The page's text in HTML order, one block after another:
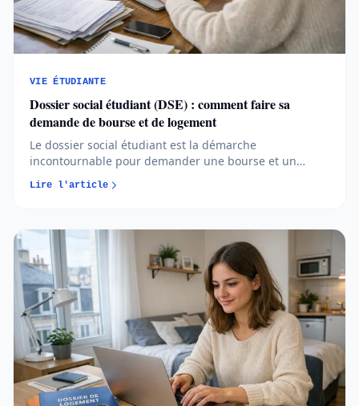
VIE ÉTUDIANTE
Dossier social étudiant (DSE) : comment faire sa
demande de bourse et de logement
Le dossier social étudiant est la démarche
incontournable pour demander une bourse et un
logement CROUS, avec un calendrier et des règles à
respecter chaque année. En comprenant les étapes
d’études...
Lire l'article